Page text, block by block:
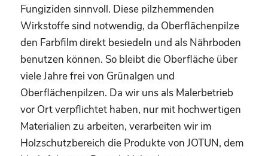
Fungiziden sinnvoll. Diese pilzhemmenden
Wirkstoffe sind notwendig, da Oberflächenpilze
den Farbfilm direkt besiedeln und als Nährboden
benutzen können. So bleibt die Oberfläche über
viele Jahre frei von Grünalgen und
Oberflächenpilzen. Da wir uns als Malerbetrieb
vor Ort verpflichtet haben, nur mit hochwertigen
Materialien zu arbeiten, verarbeiten wir im
Holzschutzbereich die Produkte von JOTUN, dem